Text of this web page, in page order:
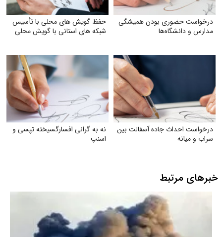
درخواست حضوری بودن همیشگی
مدارس و دانشگاه‌ها
حفظ گویش های محلی با تأسیس
شبکه های استانی با گویش محلی
درخواست احداث جاده آسفالت بین
سراب و میانه
نه به گرانی افسارگسیخته تپسی و
اسنپ
خبرهای مرتبط